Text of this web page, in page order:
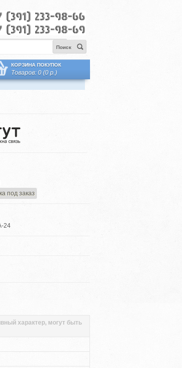
Поиск
КОРЗИНА ПОКУПОК
Товаров: 0 (0 р.)
под заказ
24
характер, могут быть